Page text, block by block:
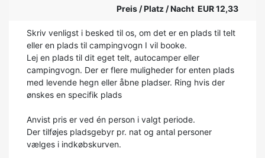
Preis / Platz / Nacht EUR 12,33
Skriv venligst i besked til os, om det er en plads til telt
eller en plads til campingvogn I vil booke.
Lej en plads til dit eget telt, autocamper eller
campingvogn. Der er flere muligheder for enten plads
med levende hegn eller åbne pladser. Ring hvis der
ønskes en specifik plads
Anvist pris er ved én person i valgt periode.
Der tilføjes pladsgebyr pr. nat og antal personer
vælges i indkøbskurven.